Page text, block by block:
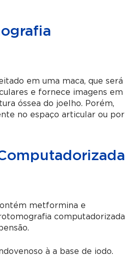
em uma maca, que será
e fornece imagens em
óssea do joelho. Porém,
no espaço articular ou por
metformina e
computadorizada
à a base de iodo.